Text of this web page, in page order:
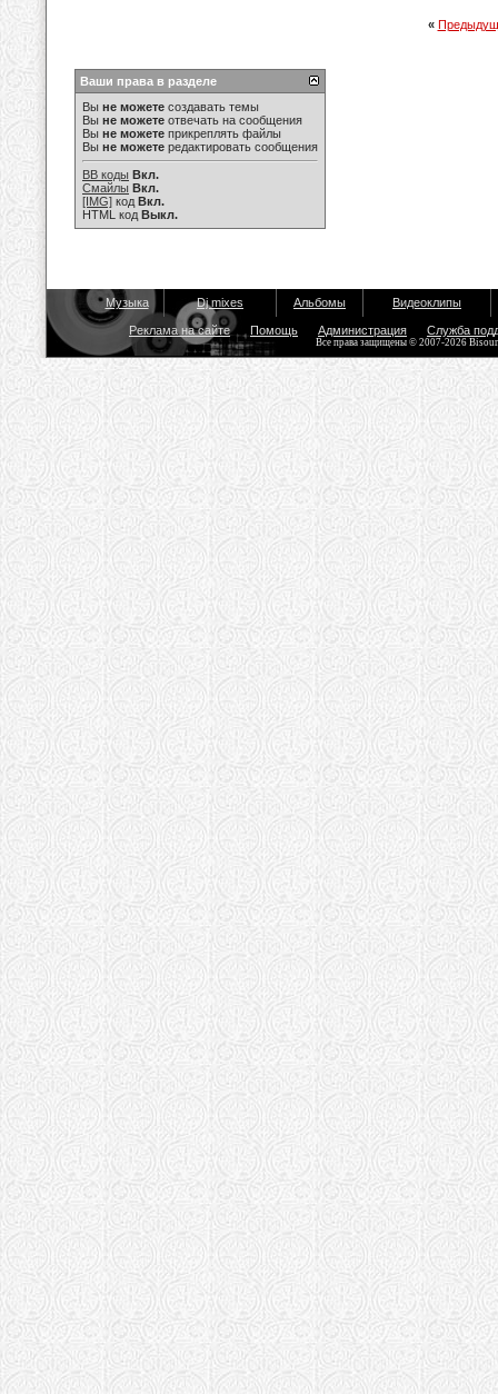
«
Ваши права в разделе
Вы не можете создавать темы
Вы не можете отвечать на сообщения
Вы не можете прикреплять файлы
Вы не можете редактировать сообщения
BB коды Вкл.
Смайлы Вкл.
[IMG] код Вкл.
HTML код Выкл.
Музыка Dj mixes Альбомы Видеоклипы
Реклама на сайте Помощь Администрация Служба
Все права защищены © 2007-2026